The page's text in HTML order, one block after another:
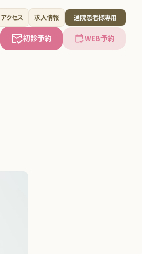
アクセス 求人情報 通院患者様専用
初診予約 WEB予約